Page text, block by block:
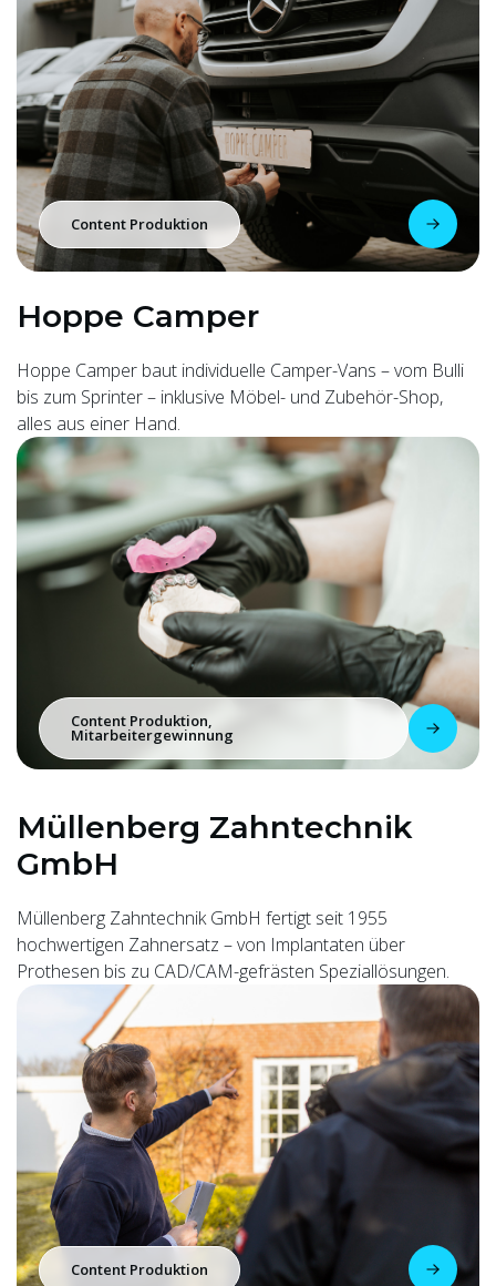
Content Produktion
Hoppe Camper
Hoppe Camper baut individuelle Camper-Vans – vom Bulli
bis zum Sprinter – inklusive Möbel- und Zubehör-Shop,
alles aus einer Hand.
Content Produktion,
Mitarbeitergewinnung
Müllenberg Zahntechnik
GmbH
Müllenberg Zahntechnik GmbH fertigt seit 1955
hochwertigen Zahnersatz – von Implantaten über
Prothesen bis zu CAD/CAM-gefrästen Speziallösungen.
Content Produktion